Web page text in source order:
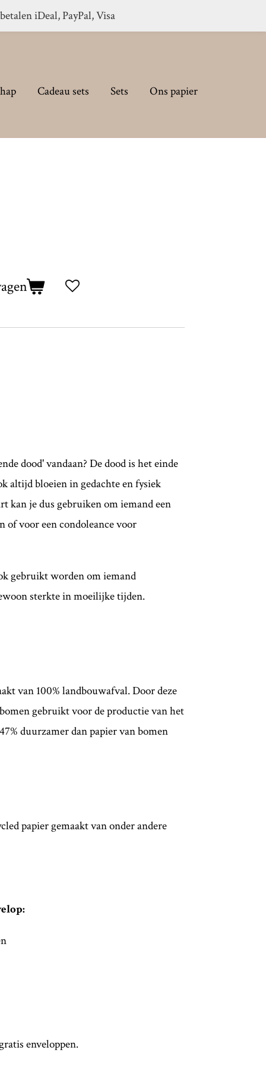
iDeal, PayPal, Visa
Cadeau sets Sets Ons papier
dood' vandaan? De dood is het einde
altijd bloeien in gedachte en fysiek
kan je dus gebruiken om iemand een
of voor een condoleance voor
gebruikt worden om iemand
sterkte in moeilijke tijden.
van 100% landbouwafval. Door deze
gebruikt voor de productie van het
duurzamer dan papier van bomen
papier gemaakt van onder andere
enveloppen.